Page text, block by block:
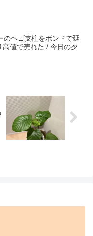
のヘゴ支柱をボンドで延
高値で売れた / 今日の夕